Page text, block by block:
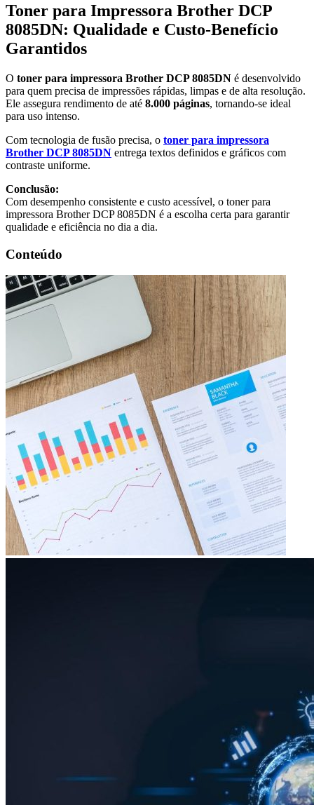
Toner para Impressora Brother DCP
8085DN: Qualidade e Custo-Benefício
Garantidos
O toner para impressora Brother DCP 8085DN é desenvolvido
para quem precisa de impressões rápidas, limpas e de alta resolução.
Ele assegura rendimento de até 8.000 páginas, tornando-se ideal
para uso intenso.
Com tecnologia de fusão precisa, o toner para impressora
Brother DCP 8085DN entrega textos definidos e gráficos com
contraste uniforme.
Conclusão:
Com desempenho consistente e custo acessível, o toner para
impressora Brother DCP 8085DN é a escolha certa para garantir
qualidade e eficiência no dia a dia.
Conteúdo